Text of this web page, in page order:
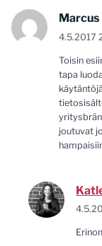
Marcus
4.5.2017
Toisin
tapa
joutuvat